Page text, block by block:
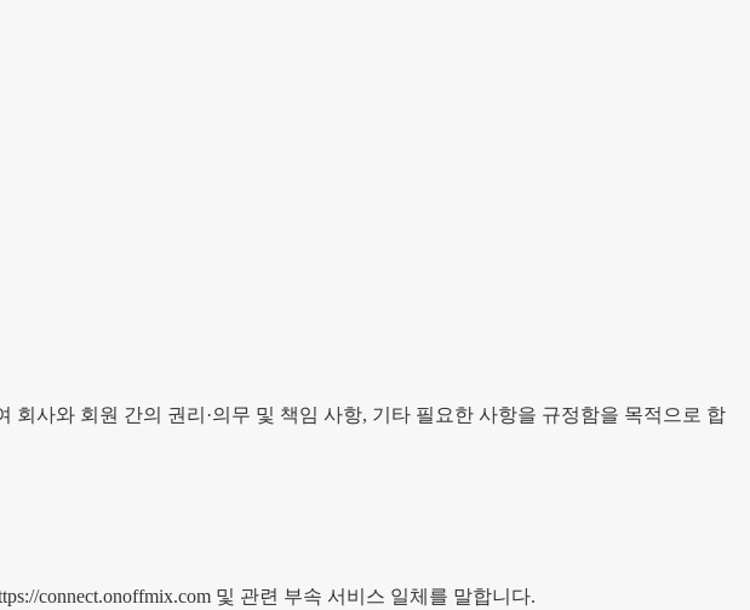
회사와 회원 간의 권리·의무 및 책임 사항, 기타 필요한 사항을 규정함을 목적으로 합
connect.onoffmix.com 및 관련 부속 서비스 일체를 말합니다.